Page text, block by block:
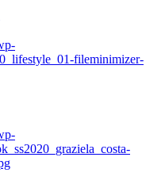
fileminimizer-